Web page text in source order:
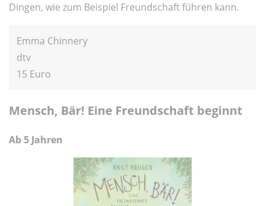
Dingen, wie zum Beispiel Freundschaft führen kann.
Emma Chinnery
dtv
15 Euro
Mensch, Bär! Eine Freundschaft beginnt
Ab 5 Jahren